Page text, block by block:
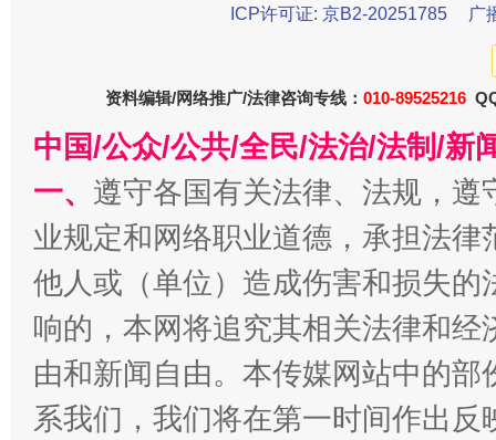
千年窑火 生生不息 一
ICP许可证: 京B2-20251785
广
资料编辑/网络推广/法律咨询专线： 010-89525216
中国/公众/公共/全民/法治/法制/新
一、 遵守各国有关法律、法规，
业规定和网络职业道德，承担法
他人或（单位）造成伤害和损失
响的，本网将追究其相关法律和
由和新闻自由。本传媒网站中的
系我们，我们将在第一时间作出